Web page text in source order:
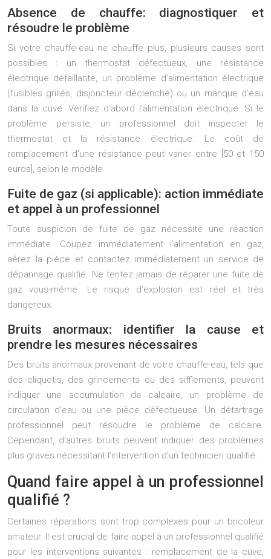
Absence de chauffe: diagnostiquer et
résoudre le problème
Si votre chauffe-eau ne chauffe plus, plusieurs causes sont
possibles : un thermostat défectueux, une résistance
électrique défaillante, un problème d’alimentation électrique
(fusibles grillés, disjoncteur déclenché) ou un manque d’eau
dans la cuve. Vérifiez d’abord l’alimentation électrique. Si le
problème persiste, un professionnel doit inspecter le
thermostat et la résistance électrique. Le coût de
remplacement d’une résistance peut varier entre [50 et 150
euros], selon le modèle.
Fuite de gaz (si applicable): action immédiate
et appel à un professionnel
Toute suspicion de fuite de gaz nécessite une réaction
immédiate. Coupez immédiatement l’alimentation en gaz,
aérez la pièce et contactez immédiatement un service de
dépannage qualifié. Ne tentez jamais de réparer une fuite de
gaz vous-même. Le risque d’explosion est réel et très
dangereux.
Bruits anormaux: identifier la cause et
prendre les mesures nécessaires
Des bruits anormaux provenant de votre chauffe-eau, tels que
des cliquetis, des grincements ou des sifflements, peuvent
indiquer une accumulation de calcaire, un problème de
circulation d’eau ou une pièce défectueuse. Un détartrage
professionnel peut résoudre le problème de calcaire.
Cependant, d’autres bruits peuvent indiquer des problèmes
plus graves nécessitant l’intervention d’un technicien qualifié.
Quand faire appel à un professionnel
qualifié ?
Certaines réparations sont trop complexes pour un bricoleur
amateur. Il est crucial de faire appel à un professionnel qualifié
pour les interventions suivantes : remplacement de la cuve,